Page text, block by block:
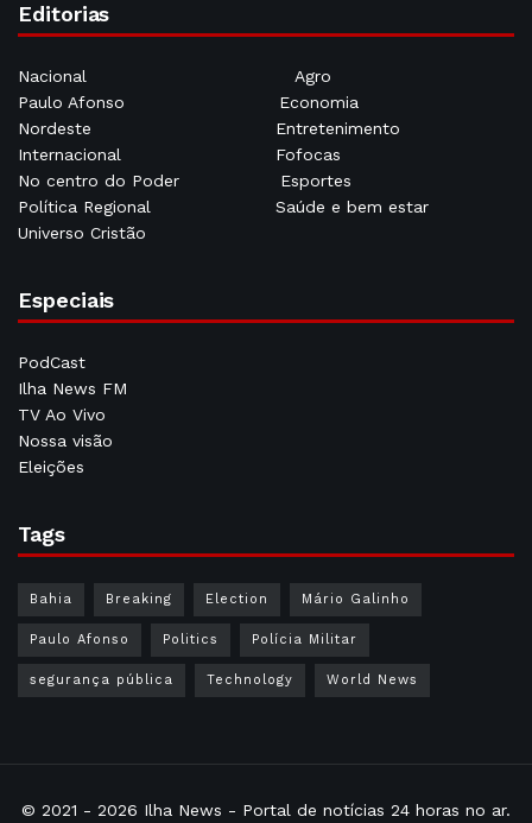
Editorias
Nacional
Agro
Paulo Afonso
Economia
Nordeste
Entretenimento
Internacional
Fofocas
No centro do Poder
Esportes
Política Regional
Saúde e bem estar
Universo Cristão
Especiais
PodCast
Ilha News FM
TV Ao Vivo
Nossa visão
Eleições
Tags
Bahia Breaking Election Mário Galinho
Paulo Afonso Politics Polícia Militar
segurança pública Technology World News
© 2021 - 2026 Ilha News - Portal de notícias 24 horas no ar.